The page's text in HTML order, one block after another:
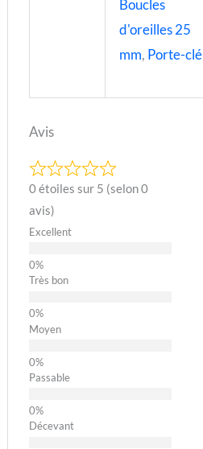
Boucles
d'oreilles 25
mm, Porte-clé
Avis
0 étoiles sur 5 (selon 0
avis)
Excellent
Très bon
Moyen
Passable
Décevant